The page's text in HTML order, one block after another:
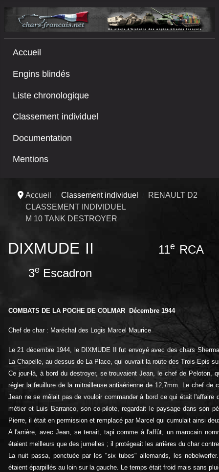
Accueil
Engins blindés
Liste chronologique
Classement individuel
Documentation
Mentions
Accueil Classement individuel
RENAULT D2
CLASSEMENT INDIVIDUEL
M 10 TANK DESTROYER
DIXMUDE II 11e RCA
3e Escadron
COMBATS DE LA POCHE DE COLMAR Décembre 1944
Chef de char : Maréchal des Logis Marcel Maurice
Le 21 décembre 1944, le DIXMUDE II fut envoyé avec des chars
La Chapelle, au dessus de La Place, qui ouvrait la route des Trois-Epis
Ce jour-là, à bord du destroyer, se trouvaient Jean, le chef de Peloton,
régler la feuillure de la mitrailleuse antiaérienne de 12,7mm. Le chef
Jean ne se mêlait pas de vouloir commander à bord ce qui était
métier et Luis Barranco, son co-pilote, regardait le paysage dans son
Pierre, il était en permission et remplacé par Marcel qui cumulait ainsi
A l'arrière, avec Jean, se tenait, tapi comme à l'affût, un marocain
étaient meilleurs que des jumelles ; il protégeait les arrières du char
La nuit passa, ponctuée par les "six tubes" allemands, les
étaient éparpillés au loin sur la gauche. Le temps était froid mais sans